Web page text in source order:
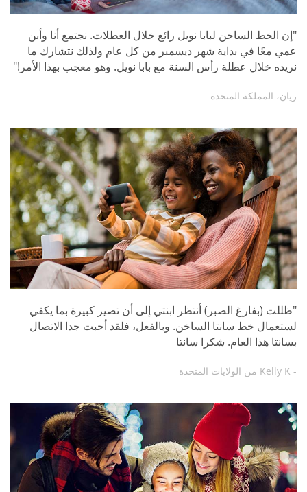
"إن الخط الساخن لبابا نويل رائع خلال العطلات. نجتمع أنا وأبن
عمي معًا في بداية شهر ديسمبر من كل عام ولذلك نتشارك ما
نريده خلال عطلة رأس السنة مع بابا نويل. وهو معجب بهذا الأمر!"
ريان، المملكة المتحدة
"ظللت (بفارغ الصبر) أنتظر ابنتي إلى أن تصير كبيرة بما يكفي
لستعمال خط سانتا الساخن. وبالفعل، فلقد أحبت جدا الاتصال
بسانتا هذا العام. شكرا سانتا
- Kelly K من الولايات المتحدة